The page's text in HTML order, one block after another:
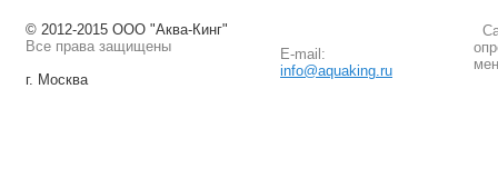
© 2012-2015 ООО "Аква-Кинг"
Все права защищены
г. Москва
E-mail:
info@aquaking.ru